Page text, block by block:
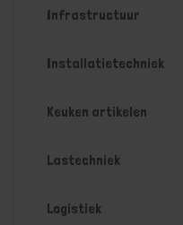
Infrastructuur
Installatietechniek
Keuken artikelen
Lastechniek
Logistiek